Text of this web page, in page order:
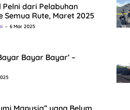
dari Pelabuhan
Semua Rute, Maret 2025
6 Mar 2025
Bayar Bayar’ –
Manusia” yang Belum